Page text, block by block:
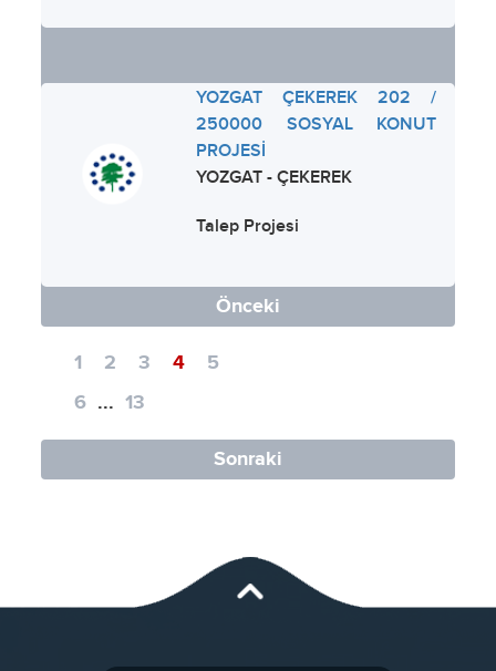
YOZGAT ÇEKEREK 202 /
250000 SOSYAL KONUT
PROJESİ
YOZGAT - ÇEKEREK
Talep Projesi
Önceki
1 2 3 4
5
6 ... 13
Sonraki